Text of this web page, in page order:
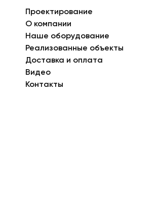
Проектирование
О компании
Наше оборудование
Реализованные объекты
Доставка и оплата
Видео
Контакты